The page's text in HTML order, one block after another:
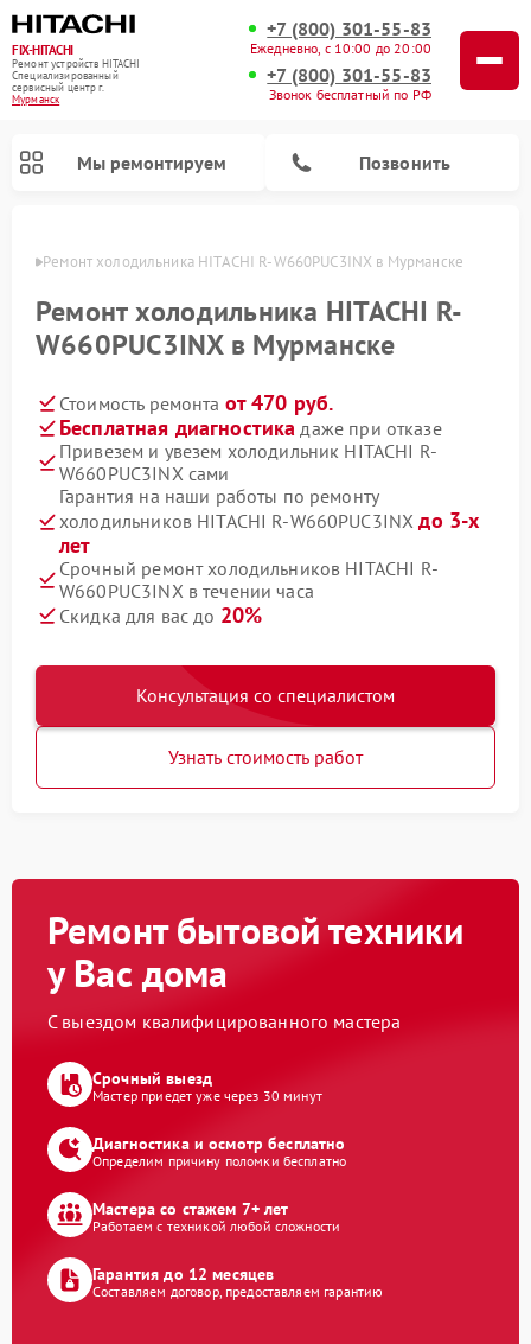
FIX-HITACHI
Ремонт устройств HITACHI
Специализированный
cервисный центр г.
Мурманск
+7 (800) 301-55-83
Ежедневно, с 10:00 до 20:00
+7 (800) 301-55-83
Звонок бесплатный по РФ
Мы ремонтируем Позвонить
Ремонт холодильника HITACHI R-W660PUC3INX в Мурманске
Ремонт холодильника HITACHI R-
W660PUC3INX в Мурманске
Стоимость ремонта от 470 руб.
Бесплатная диагностика даже при отказе
Привезем и увезем холодильник HITACHI R-
W660PUC3INX сами
Гарантия на наши работы по ремонту
холодильников HITACHI R-W660PUC3INXдо 3-х
лет
Срочный ремонт холодильников HITACHI R-
W660PUC3INX в течении часа
Скидка для вас до 20%
Консультация со специалистом
Узнать стоимость работ
Ремонт бытовой техники
у Вас дома
С выездом квалифицированного мастера
Срочный выезд
Мастер приедет уже через 30 минут
Диагностика и осмотр бесплатно
Определим причину поломки бесплатно
Мастера со стажем 7+ лет
Работаем с техникой любой сложности
Гарантия до 12 месяцев
Составляем договор, предоставляем гарантию